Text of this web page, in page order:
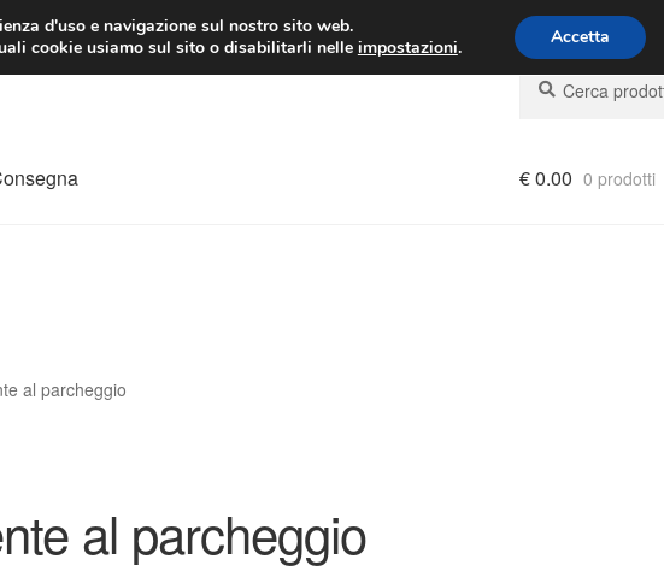
Lun-Ven 9:00 - 16:00 800 580 290
Cerca:
Cerca
€0.00 0 prodotti
al parcheggio
al parcheggio
d'uso e navigazione sul nostro sito web.
cookie usiamo sul sito o disabilitarli nelle impostazioni. Accetta